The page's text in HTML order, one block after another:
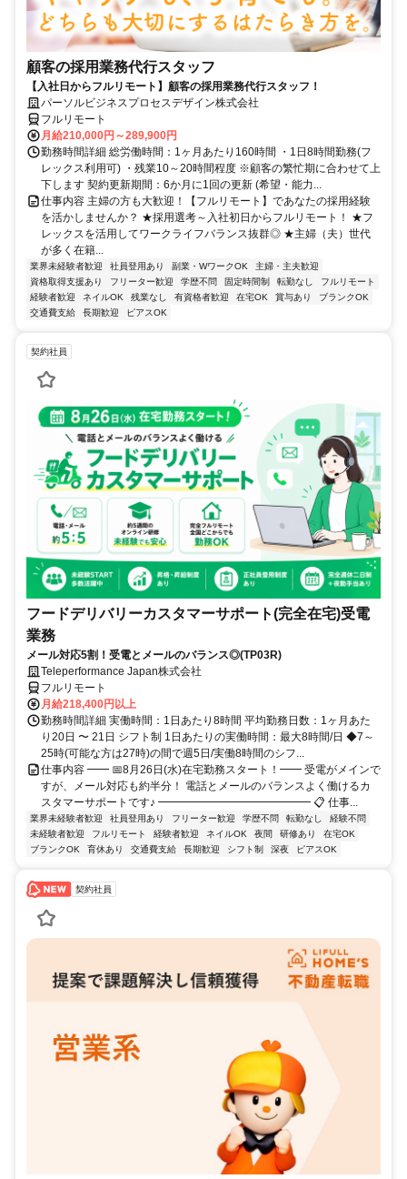
顧客の採用業務代行スタッフ
【入社日からフルリモート】顧客の採用業務代行スタッフ！
パーソルビジネスプロセスデザイン株式会社
フルリモート
月給210,000円～289,900円
勤務時間詳細 総労働時間：1ヶ月あたり160時間 ・1日8時間勤務(フ
レックス利用可) ・残業10～20時間程度 ※顧客の繁忙期に合わせて上
下します 契約更新期間：6か月に1回の更新 (希望・能力...
仕事内容 主婦の方も大歓迎！【フルリモート】であなたの採用経験
を活かしませんか？ ★採用選考～入社初日からフルリモート！ ★フ
レックスを活用してワークライフバランス抜群◎ ★主婦（夫）世代
が多く在籍...
業界未経験者歓迎 社員登用あり 副業・WワークOK
主婦・主夫歓迎
資格取得支援あり
フリーター歓迎 学歴不問 固定時間制 転勤なし
フルリモート
経験者歓迎
ネイルOK 残業なし 有資格者歓迎 在宅OK 賞与あり
ブランクOK
交通費支給
長期歓迎 ピアスOK
契約社員
フードデリバリーカスタマーサポート(完全在宅)受電
業務
メール対応5割！受電とメールのバランス◎(TP03R)
Teleperformance Japan株式会社
フルリモート
月給218,400円以上
勤務時間詳細 実働時間：1日あたり8時間 平均勤務日数：1ヶ月あた
り20日 〜 21日 シフト制 1日あたりの実働時間：最大8時間/日 ◆7～
25時(可能な方は27時)の間で週5日/実働8時間のシフ...
仕事内容 ━━ 📅8月26日(水)在宅勤務スタート！━━ 受電がメインで
すが、メール対応も約半分！ 電話とメールのバランスよく働けるカ
スタマーサポートです♪ ━━━━━━━━━━━━━━ 📋 仕事...
業界未経験者歓迎 社員登用あり フリーター歓迎 学歴不問 転勤なし
経験不問
未経験者歓迎
フルリモート 経験者歓迎 ネイルOK 夜間 研修あり
在宅OK
ブランクOK
育休あり 交通費支給 長期歓迎 シフト制 深夜 ピアスOK
契約社員